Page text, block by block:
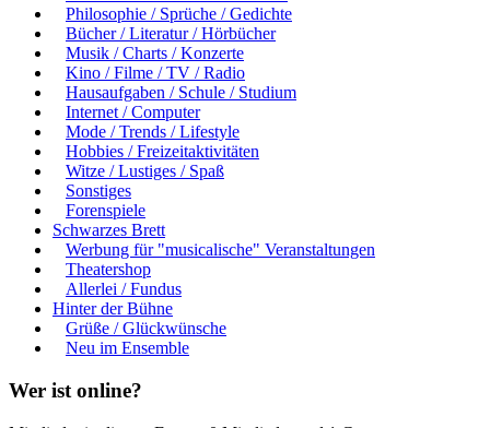
Philosophie / Sprüche / Gedichte
Bücher / Literatur / Hörbücher
Musik / Charts / Konzerte
Kino / Filme / TV / Radio
Hausaufgaben / Schule / Studium
Internet / Computer
Mode / Trends / Lifestyle
Hobbies / Freizeitaktivitäten
Witze / Lustiges / Spaß
Sonstiges
Forenspiele
Schwarzes Brett
Werbung für "musicalische" Veranstaltungen
Theatershop
Allerlei / Fundus
Hinter der Bühne
Grüße / Glückwünsche
Neu im Ensemble
Wer ist online?